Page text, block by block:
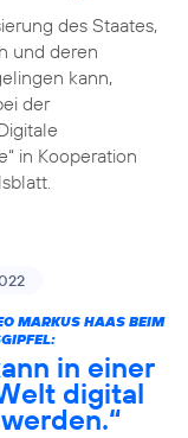
des Staates,
und deren
kann,
der
in Kooperation
MARKUS HAAS BEIM
in einer
digital